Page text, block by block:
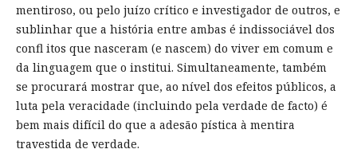
mentiroso, ou pelo juízo crítico e investigador de outros, e
sublinhar que a história entre ambas é indissociável dos
confl itos que nasceram (e nascem) do viver em comum e
da linguagem que o institui. Simultaneamente, também
se procurará mostrar que, ao nível dos efeitos públicos, a
luta pela veracidade (incluindo pela verdade de facto) é
bem mais difícil do que a adesão pística à mentira
travestida de verdade.